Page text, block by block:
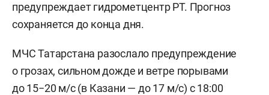
предупреждает гидрометцентр РТ. Прогноз
сохраняется до конца дня.
МЧС Татарстана разослало предупреждение
о грозах, сильном дожде и ветре порывами
до 15−20 м/с (в Казани — до 17 м/с) с 18:00